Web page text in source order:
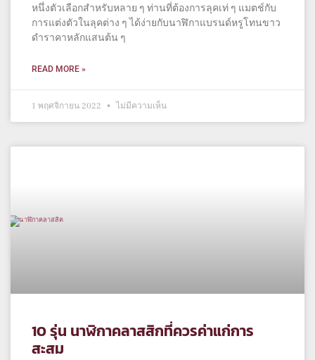
หนึ่งตัวเลือกสำหรับหลาย ๆ ท่านที่ต้องการลุคเท่ ๆ แมตช์กับ
การแต่งตัวในลุคต่าง ๆ ได้ง่ายกับนาฬิกาแบรนด์หรูโทนขาว
ดำราคาหลักแสนต้น ๆ
READ MORE »
1 พฤศจิกายน 2022 ไม่มีความเห็น
10 รุ่น นาฬิกาคลาสสิกที่ควรค่าแก่การ
สะสม